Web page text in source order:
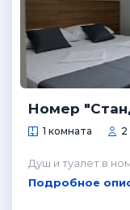
Номер
1 комната 2
Душ и туалет в
Подробное